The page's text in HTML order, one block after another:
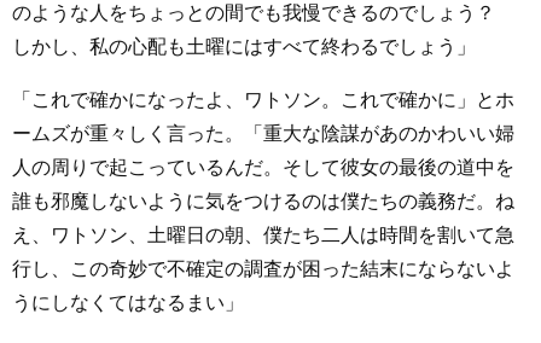
のような人をちょっとの間でも我慢できるのでしょう？
しかし、私の心配も土曜にはすべて終わるでしょう」
「これで確かになったよ、ワトソン。これで確かに」とホ
ームズが重々しく言った。「重大な陰謀があのかわいい婦
人の周りで起こっているんだ。そして彼女の最後の道中を
誰も邪魔しないように気をつけるのは僕たちの義務だ。ね
え、ワトソン、土曜日の朝、僕たち二人は時間を割いて急
行し、この奇妙で不確定の調査が困った結末にならないよ
うにしなくてはなるまい」